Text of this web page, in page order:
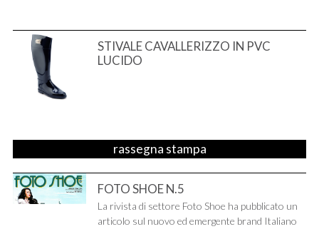
STIVALE CAVALLERIZZO IN PVC
LUCIDO
rassegna stampa
FOTO SHOE N.5
La rivista di settore Foto Shoe ha pubblicato un
articolo sul nuovo ed emergente brand Italiano